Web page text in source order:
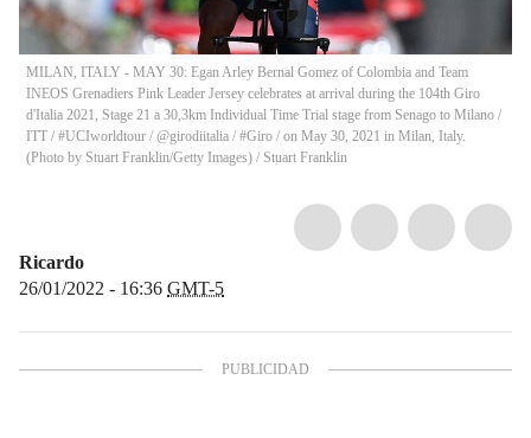
MILAN, ITALY - MAY 30: Egan Arley Bernal Gomez of Colombia and Team
INEOS Grenadiers Pink Leader Jersey celebrates at arrival during the 104th Giro
d'Italia 2021, Stage 21 a 30,3km Individual Time Trial stage from Senago to Milano /
ITT / #UCIworldtour / @girodiitalia / #Giro / on May 30, 2021 in Milan, Italy.
(Photo by Stuart Franklin/Getty Images) / Stuart Franklin
Ricardo
26/01/2022 - 16:36 GMT-5